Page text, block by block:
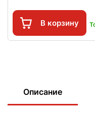
В корзину
Описание